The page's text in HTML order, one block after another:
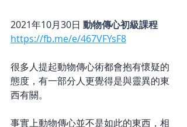
2021年10月30日 動物傳心初級課程
https://fb.me/e/467VFYsF8
很多人提起動物傳心術都會抱有懷疑的
態度，有一部分人更覺得是與靈異的東
西有關。
事實上動物傳心並不是如此的東西，相